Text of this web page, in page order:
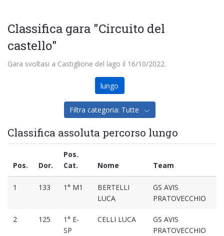
Classifica gara "Circuito del
castello"
Gara svoltasi a Castiglione del lago il 16/10/2022.
lungo
Filtra categoria: Tutte
Classifica assoluta percorso lungo
Pos. Dor.
Pos.
Cat.
Nome Team
1 133 1° M1
BERTELLI
LUCA
GS AVIS
PRATOVECCHIO
2 125
1° E-
SP
CELLI LUCA
GS AVIS
PRATOVECCHIO